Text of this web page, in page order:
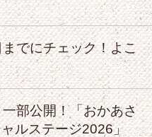
でにチェック！よこ
部公開！「おかあさ
ルステージ2026」